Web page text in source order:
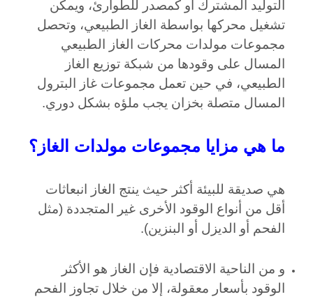
التوليد المشترك أو كمصدر للطوارئ، ويمكن
تشغيل محركها بواسطة الغاز الطبيعي، وتحصل
مجموعات مولدات محركات الغاز الطبيعي
المسال على وقودها من شبكة توزيع الغاز
الطبيعي، في حين تعمل مجموعات غاز البترول
المسال متصلة بخزان يجب ملؤه بشكل دوري.
ما هي مزايا مجموعات مولدات الغاز؟
هي صديقة للبيئة أكثر حيث ينتج الغاز انبعاثات
أقل من أنواع الوقود الأخرى غير المتجددة (مثل
الفحم أو الديزل أو البنزين).
و من الناحية الاقتصادية فإن الغاز هو الأكثر
الوقود بأسعار معقولة، إلا من خلال تجاوز الفحم